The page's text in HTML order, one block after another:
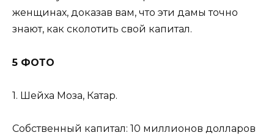
женщинах, доказав вам, что эти дамы точно
знают, как сколотить свой капитал.
5 ФОТО
1. Шейха Моза, Катар.
Собственный капитал: 10 миллионов долларов